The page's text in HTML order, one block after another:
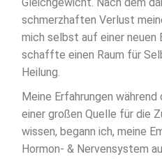
schmerzhaften Verlust
mich selbst auf einer neuen
schaffte einen Raum für
Heilung.
Meine Erfahrungen
einer großen Quelle für die
wissen, begann ich, meine
Hormon- & Nervensystem